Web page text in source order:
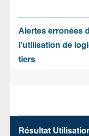
Alertes erronées
l’utilisation de
tiers
Résultat